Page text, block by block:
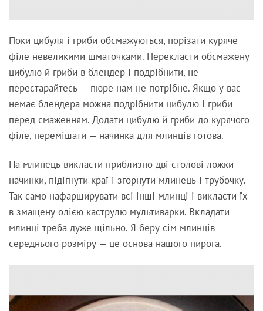
Поки цибуля і гриби обсмажуються, порізати куряче
філе невеликими шматочками. Перекласти обсмажену
цибулю й гриби в блендер і подрібнити, не
перестарайтесь — пюре нам не потрібне. Якщо у вас
немає блендера можна подрібнити цибулю і гриби
перед смаженням. Додати цибулю й гриби до курячого
філе, перемішати — начинка для млинців готова.
На млинець викласти приблизно дві столові ложки
начинки, підігнути краї і згорнути млинець і трубочку.
Так само нафарширувати всі інші млинці і викласти їх
в змащену олією каструлю мультиварки. Вкладати
млинці треба дуже щільно. Я беру сім млинців
середнього розміру — це основа нашого пирога.